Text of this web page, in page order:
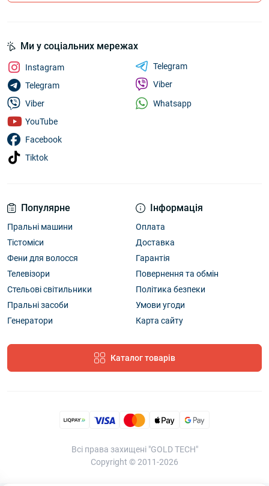
Популярне
Пральні машини
Тістоміси
Фени для волосся
Телевізори
Стельові світильники
Пральні засоби
Генератори
Інформація
Оплата
Доставка
Гарантія
Повернення та обмін
Політика безпеки
Умови угоди
Карта сайту
Каталог товарів
Ми у соціальних мережах
Instagram
Telegram
Viber
YouTube
Facebook
Tiktok
Telegram
Viber
Whatsapp
Всі права захищені "GOLD TECH"
Copyright © 2011-2026